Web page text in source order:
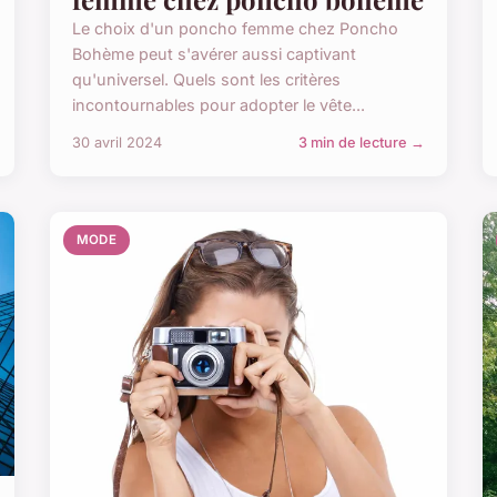
Le choix d'un poncho femme chez Poncho
Bohème peut s'avérer aussi captivant
qu'universel. Quels sont les critères
incontournables pour adopter le vête...
30 avril 2024 3 min de lecture →
MODE